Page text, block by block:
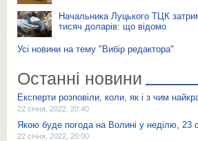
Начальника Луцького ТЦК
тисяч доларів: що відомо
Усі новини на тему "Вибір редактора"
Останні новини
Експерти розповіли, коли, як і з чим
22 січня, 2022, 20:40
Якою буде погода на Волині у неділю, 23
22 січня, 2022, 20:00